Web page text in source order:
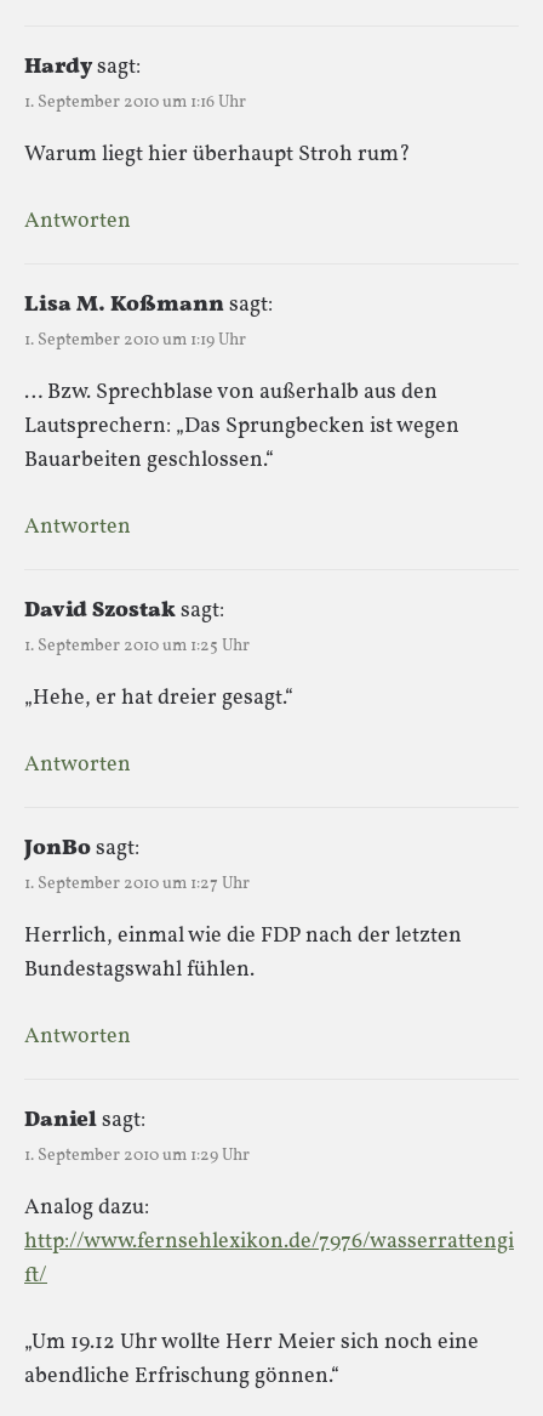
Hardysagt:
1. September 2010 um 1:16 Uhr
Warum liegt hier überhaupt Stroh rum?
Antworten
Lisa M. Koßmannsagt:
1. September 2010 um 1:19 Uhr
… Bzw. Sprechblase von außerhalb aus den
Lautsprechern: „Das Sprungbecken ist wegen
Bauarbeiten geschlossen.“
Antworten
David Szostaksagt:
1. September 2010 um 1:25 Uhr
„Hehe, er hat dreier gesagt.“
Antworten
JonBosagt:
1. September 2010 um 1:27 Uhr
Herrlich, einmal wie die FDP nach der letzten
Bundestagswahl fühlen.
Antworten
Danielsagt:
1. September 2010 um 1:29 Uhr
Analog dazu:
http://www.fernsehlexikon.de/7976/wasserrattengi
ft/
„Um 19.12 Uhr wollte Herr Meier sich noch eine
abendliche Erfrischung gönnen.“